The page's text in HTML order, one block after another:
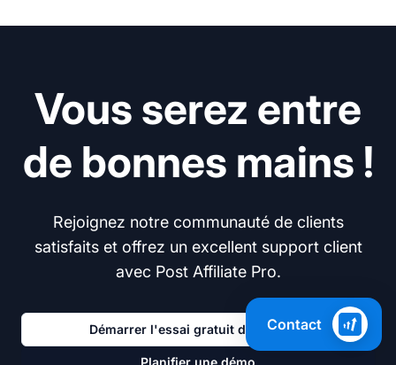
Vous serez entre
de bonnes mains !
Rejoignez notre communauté de clients
satisfaits et offrez un excellent support client
avec Post Affiliate Pro.
Démarrer l'essai gratuit de 30 jours
Planifier une démo
Contact